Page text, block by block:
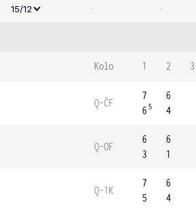
15/12 - -
Kolo 1 2 3
Q-ČF
7
6 5
6
4
Q-OF
6
3
6
1
Q-1K
7
5
6
4